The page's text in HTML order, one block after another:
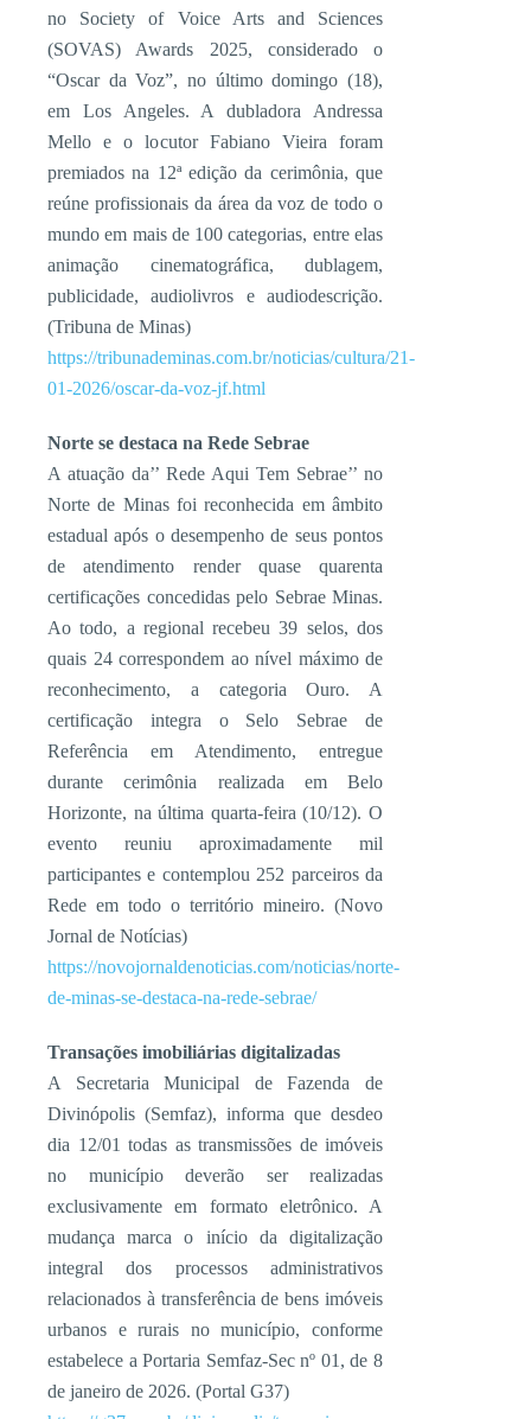
no Society of Voice Arts and Sciences
(SOVAS) Awards 2025, considerado o
“Oscar da Voz”, no último domingo (18),
em Los Angeles. A dubladora Andressa
Mello e o locutor Fabiano Vieira foram
premiados na 12ª edição da cerimônia, que
reúne profissionais da área da voz de todo o
mundo em mais de 100 categorias, entre elas
animação cinematográfica, dublagem,
publicidade, audiolivros e audiodescrição.
(Tribuna de Minas)
https://tribunademinas.com.br/noticias/cultura/21-
01-2026/oscar-da-voz-jf.html
Norte se destaca na Rede Sebrae
A atuação da’’ Rede Aqui Tem Sebrae’’ no
Norte de Minas foi reconhecida em âmbito
estadual após o desempenho de seus pontos
de atendimento render quase quarenta
certificações concedidas pelo Sebrae Minas.
Ao todo, a regional recebeu 39 selos, dos
quais 24 correspondem ao nível máximo de
reconhecimento, a categoria Ouro. A
certificação integra o Selo Sebrae de
Referência em Atendimento, entregue
durante cerimônia realizada em Belo
Horizonte, na última quarta-feira (10/12). O
evento reuniu aproximadamente mil
participantes e contemplou 252 parceiros da
Rede em todo o território mineiro. (Novo
Jornal de Notícias)
https://novojornaldenoticias.com/noticias/norte-
de-minas-se-destaca-na-rede-sebrae/
Transações imobiliárias digitalizadas
A Secretaria Municipal de Fazenda de
Divinópolis (Semfaz), informa que desdeo
dia 12/01 todas as transmissões de imóveis
no município deverão ser realizadas
exclusivamente em formato eletrônico. A
mudança marca o início da digitalização
integral dos processos administrativos
relacionados à transferência de bens imóveis
urbanos e rurais no município, conforme
estabelece a Portaria Semfaz-Sec nº 01, de 8
de janeiro de 2026. (Portal G37)